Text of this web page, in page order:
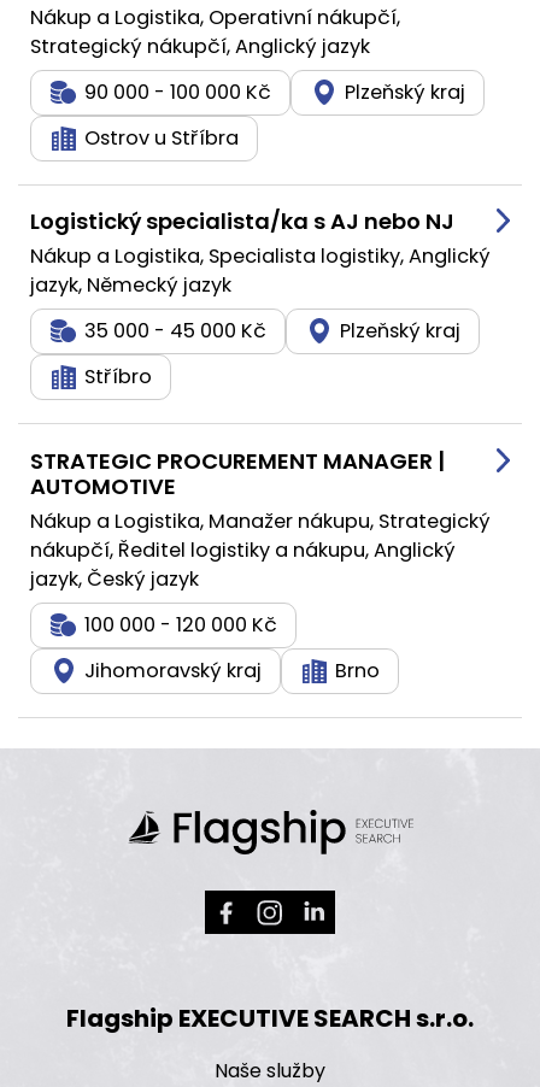
Nákup a Logistika, Operativní nákupčí,
Strategický nákupčí, Anglický jazyk
90 000 - 100 000 Kč
Plzeňský kraj
Ostrov u Stříbra
Logistický specialista/ka s AJ nebo NJ
Nákup a Logistika, Specialista logistiky, Anglický
jazyk, Německý jazyk
35 000 - 45 000 Kč
Plzeňský kraj
Stříbro
STRATEGIC PROCUREMENT MANAGER |
AUTOMOTIVE
Nákup a Logistika, Manažer nákupu, Strategický
nákupčí, Ředitel logistiky a nákupu, Anglický
jazyk, Český jazyk
100 000 - 120 000 Kč
Jihomoravský kraj
Brno
Flagship EXECUTIVE SEARCH s.r.o.
Naše služby